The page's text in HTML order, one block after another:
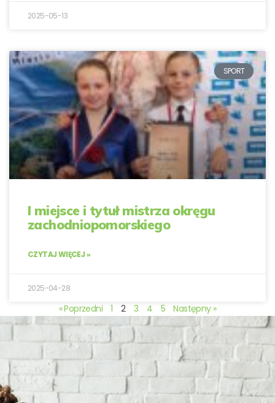
2025-05-13
SPORT
I miejsce i tytuł mistrza okręgu
zachodniopomorskiego
CZYTAJ WIĘCEJ »
2025-04-28
« Poprzedni 1 2 3 4 5 Następny »